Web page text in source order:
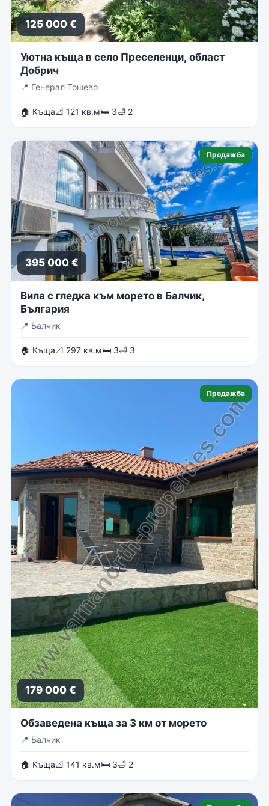
125 000 €
Уютна къща в село Преселенци, област
Добрич
📍 Генерал Тошево
🏠 Къща📐 121 кв.м🛏 3🛁 2
Продажба
395 000 €
Вила с гледка към морето в Балчик,
България
📍 Балчик
🏠 Къща📐 297 кв.м🛏 3🛁 3
Продажба
179 000 €
Обзаведена къща за 3 км от морето
📍 Балчик
🏠 Къща📐 141 кв.м🛏 3🛁 2